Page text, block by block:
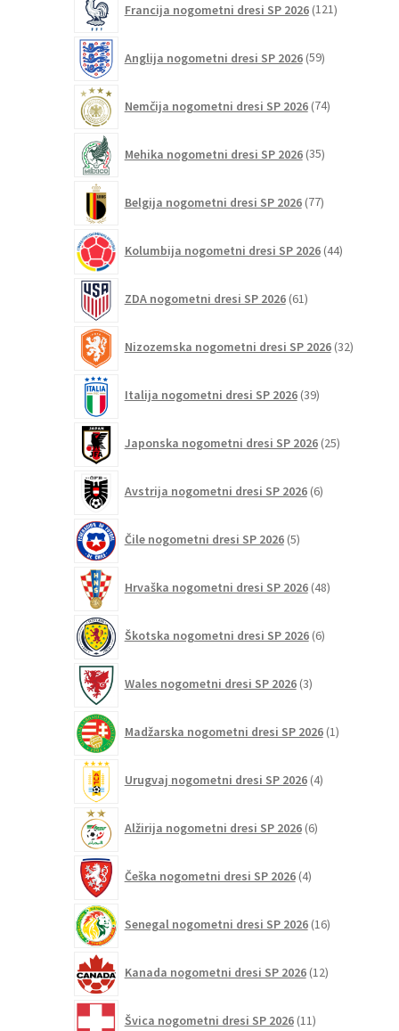
Francija nogometni dresi SP 2026 121izdelkov
Anglija nogometni dresi SP 2026 59izdelkov
Nemčija nogometni dresi SP 2026 74izdelkov
Mehika nogometni dresi SP 2026 35izdelkov
Belgija nogometni dresi SP 2026 77izdelkov
Kolumbija nogometni dresi SP 2026 44izdelkov
ZDA nogometni dresi SP 2026 61izdelkov
Nizozemska nogometni dresi SP 2026 32izdelkov
Italija nogometni dresi SP 2026 39izdelkov
Japonska nogometni dresi SP 2026 25izdelkov
Avstrija nogometni dresi SP 2026 6izdelkov
Čile nogometni dresi SP 2026 5izdelkov
Hrvaška nogometni dresi SP 2026 48izdelkov
Škotska nogometni dresi SP 2026 6izdelkov
Wales nogometni dresi SP 2026 3izdelki
Madžarska nogometni dresi SP 2026 1izdelek
Urugvaj nogometni dresi SP 2026 4izdelki
Alžirija nogometni dresi SP 2026 6izdelkov
Češka nogometni dresi SP 2026 4izdelki
Senegal nogometni dresi SP 2026 16izdelkov
Kanada nogometni dresi SP 2026 12izdelkov
Švica nogometni dresi SP 2026 11